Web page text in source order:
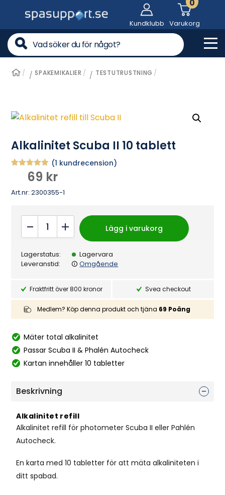
content
Kundklubb
0
Varukorg
/SPAKEMIKALIER / TESTUTRUSTNING
Alkalinitet Scuba II 10 tablett
Betygsatt
av 5
kundrecens
(1 kundrecension)
69 kr
Art.nr:2300355-1
Alkalinitet
Scuba
10
quantity
Lägg i varukorg
Lagerstatus:
Lagervara
Leveranstid:
Omgående
Fraktfritt över 800 kronor Svea checkout
Medlem? Köp denna produkt och tjäna 69 Poäng
Mäter total alkalinitet
Passar Scuba II & Phalén Autocheck
Kartan innehåller 10 tabletter
Beskrivning
Alkalinitet refill
Alkalinitet refill för photometer Scuba II eller Pahlén
Autocheck.
En karta med 10 tabletter för att mäta alkaliniteten i
ditt spabad.